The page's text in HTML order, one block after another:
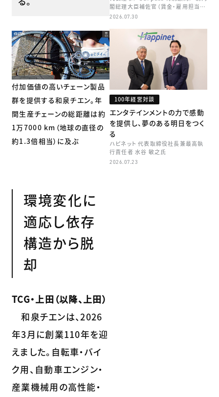
付加価値の高いチェーン製品
群を提供する和泉チエン。年
間生産チェーンの総距離は約
1万7000 km（地球の直径の
約1.3倍相当）に及ぶ
環境変化に
適応し依存
構造から脱
却
TCG・上田（以降、上田）
和泉チエンは、2026
年3月に創業110年を迎
えました。自転車・バイ
ク用、自動車エンジン・
産業機械用の高性能・
閣総理大臣補佐官（賃金・雇用担当）
矢田 稚子
2026.07.30
100年経営対談
エンタテインメントの力で感動
を提供し、夢のある明日をつく
る
ハピネット 代表取締役社長兼最高執
行責任者 水谷 敏之氏
2026.07.23